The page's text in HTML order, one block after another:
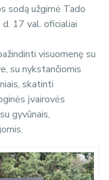
sodą užgimė Tado
17 val. oficialiai
visuomenę su
su nykstančiomis
skatinti
įvairovės
gyvūnais,